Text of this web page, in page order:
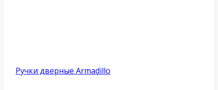
Ручки дверные Armadillo